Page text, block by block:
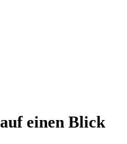
einen Blick